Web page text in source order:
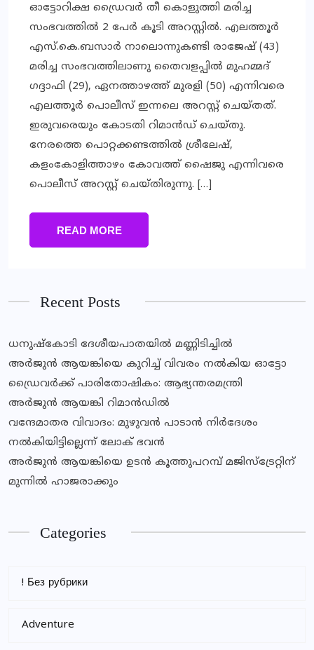
ഓട്ടോറിക്ഷ ഡ്രൈവര്‍ തീ കൊളുത്തി മരിച്ച
സംഭവത്തില്‍ 2 പേര്‍ കൂടി അറസ്റ്റില്‍. എലത്തൂര്‍
എസ്.കെ.ബസാര്‍ നാലൊന്നുകണ്ടി രാജേഷ് (43)
മരിച്ച സംഭവത്തിലാണു തൈവളപ്പില്‍ മുഹമ്മദ്
ഗദ്ദാഫി (29), ഏനത്താഴത്ത് മുരളി (50) എന്നിവരെ
എലത്തൂര്‍ പൊലീസ് ഇന്നലെ അറസ്റ്റ് ചെയ്തത്.
ഇരുവരെയും കോടതി റിമാന്‍ഡ് ചെയ്തു.
നേരത്തെ പൊറ്റക്കണ്ടത്തില്‍ ശ്രീലേഷ്,
കളംകോളിത്താഴം കോവത്ത് ഷൈജു എന്നിവരെ
പൊലീസ് അറസ്റ്റ് ചെയ്തിരുന്നു. […]
READ MORE
Recent Posts
ധനുഷ്കോടി ദേശീയപാതയിൽ മണ്ണിടിച്ചിൽ
അർജുൻ ആയങ്കിയെ കുറിച്ച് വിവരം നൽകിയ ഓട്ടോ
ഡ്രൈവർക്ക് പാരിതോഷികം: ആഭ്യന്തരമന്ത്രി
അർജുൻ ആയങ്കി റിമാൻഡിൽ
വന്ദേമാതര വിവാദം: മുഴുവൻ പാടാൻ നിർദേശം
നൽകിയിട്ടില്ലെന്ന് ലോക് ഭവൻ
അർജുൻ ആയങ്കിയെ ഉടൻ കൂത്തുപറമ്പ് മജിസ്ട്രേറ്റിന്
മുന്നിൽ ഹാജരാക്കും
Categories
! Без рубрики
Adventure